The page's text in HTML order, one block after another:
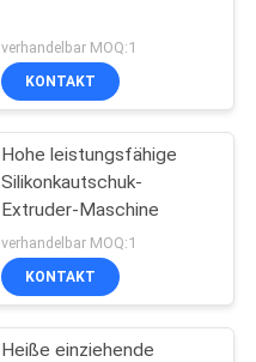
verhandelbar MOQ:1
KONTAKT
Hohe leistungsfähige
Silikonkautschuk-
Extruder-Maschine
verhandelbar MOQ:1
KONTAKT
Heiße einziehende